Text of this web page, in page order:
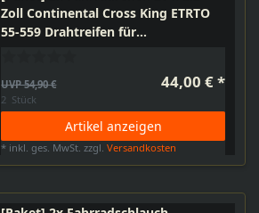
Zoll Continental Cross King ETRTO
55-559 Drahtreifen für
UVP 54,90 € 44,00 € *
2 Stück
Artikel anzeigen
* inkl. ges. MwSt. zzgl.Versandkosten